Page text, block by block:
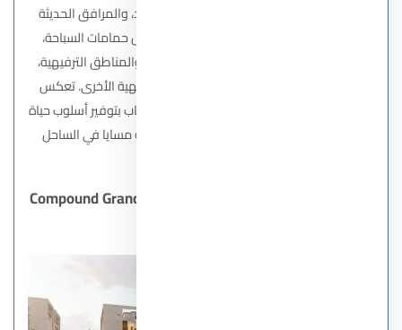
يتميز مشروع مسايا بتصميمه العصري والفريد، والمرافق الحديثة
التي تضمن تجربة مريحة ومميزة للسكان، مثل حمامات السباحة،
والشواطئ الخاصة، والمطاعم والكافيهات، والمناطق الترفيهية،
والأماكن الخضراء، والأنشطة الرياضية والترفيهية الأخرى. تعكس
هذه الخدمات والمرافق اهتمام شركة إيجي جاب بتوفير أسلوب حياة
متكامل للسكان في مشروعها العقاري قرية مسايا في الساحل
كمبوند جراندا لايف الشروق Compound Granda Life El